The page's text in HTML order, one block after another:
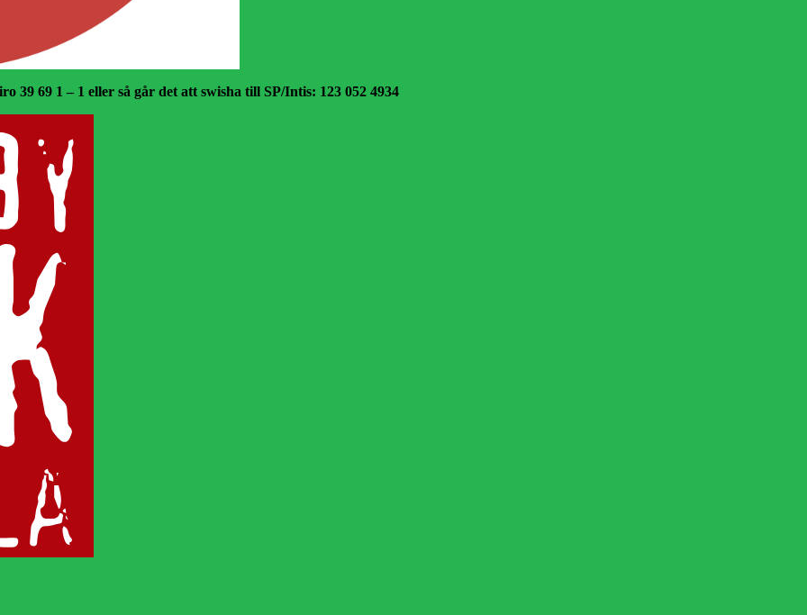
69 1 – 1 eller så går det att swisha till SP/Intis: 123 052 4934